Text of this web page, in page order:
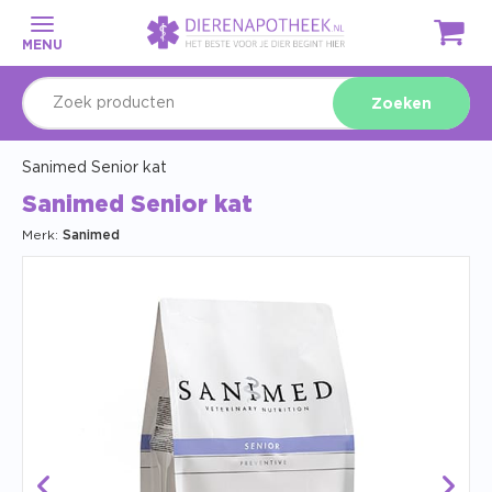
MENU
Zoeken
Sanimed Senior kat
Sanimed Senior kat
Merk: Sanimed